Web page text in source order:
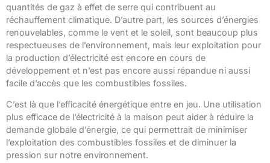
quantités de gaz à effet de serre qui contribuent au
réchauffement climatique. D’autre part, les sources d’énergies
renouvelables, comme le vent et le soleil, sont beaucoup plus
respectueuses de l’environnement, mais leur exploitation pour
la production d’électricité est encore en cours de
développement et n’est pas encore aussi répandue ni aussi
facile d’accès que les combustibles fossiles.
C’est là que l’efficacité énergétique entre en jeu. Une utilisation
plus efficace de l’électricité à la maison peut aider à réduire la
demande globale d’énergie, ce qui permettrait de minimiser
l’exploitation des combustibles fossiles et de diminuer la
pression sur notre environnement.